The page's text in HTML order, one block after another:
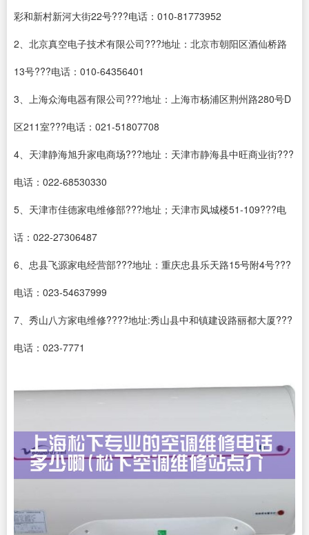
彩和新村新河大街22号???电话：010-81773952
2、北京真空电子技术有限公司???地址：北京市朝阳区酒仙桥路
13号???电话：010-64356401
3、上海众海电器有限公司???地址：上海市杨浦区荆州路280号D
区211室???电话：021-51807708
4、天津静海旭升家电商场???地址：天津市静海县中旺商业街???
电话：022-68530330
5、天津市佳德家电维修部???地址；天津市凤城楼51-109???电
话：022-27306487
6、忠县飞源家电经营部???地址：重庆忠县乐天路15号附4号???
电话：023-54637999
7、秀山八方家电维修????地址:秀山县中和镇建设路丽都大厦???
电话：023-7771